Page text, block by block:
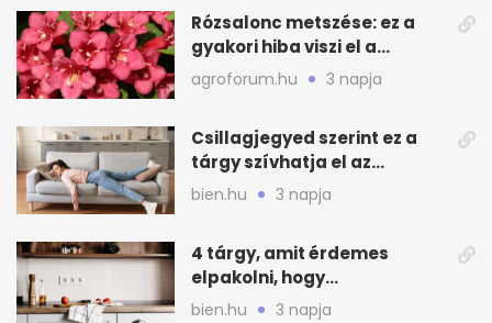
Rózsalonc metszése: ez a
gyakori hiba viszi el a
virágzást
agroforum.hu 3 napja
Csillagjegyed szerint ez a
tárgy szívhatja el az
otthonod energiáját
bien.hu 3 napja
4 tárgy, amit érdemes
elpakolni, hogy
hűvösebbnek tűnjön a lakás
bien.hu 3 napja